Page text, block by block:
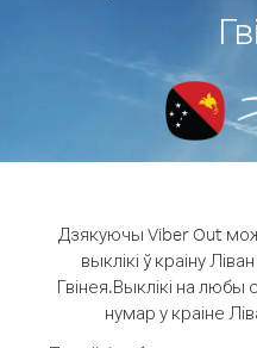
Дзякуючы Viber Out
выклікі ў краіну
Гвінея.Выклікі на любы
нумар у краіне